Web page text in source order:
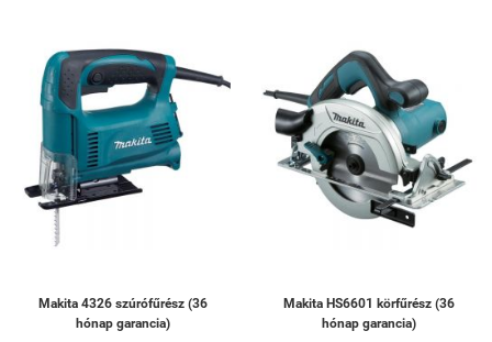
Makita 4326 szúrófűrész (36
hónap garancia)
Makita HS6601 körfűrész (36
hónap garancia)